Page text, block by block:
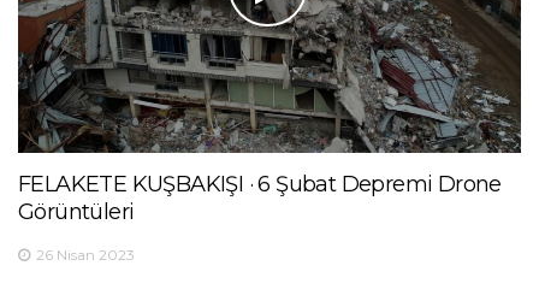
FELAKETE KUŞBAKIŞI · 6 Şubat Depremi Drone
Görüntüleri
26 Nisan 2023